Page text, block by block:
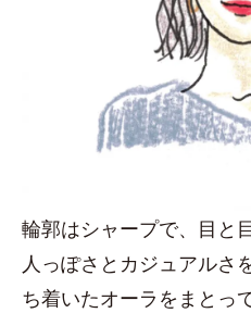
輪郭はシャープで、目と
人っぽさとカジュアルさ
ち着いたオーラをまとっ